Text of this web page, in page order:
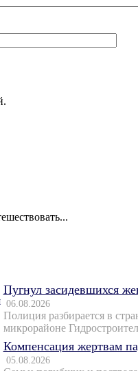
Пугнул засидевшихся
06.08.2026
Полиция разбирается в
микрорайоне
Компенсация жертвам
05.08.2026